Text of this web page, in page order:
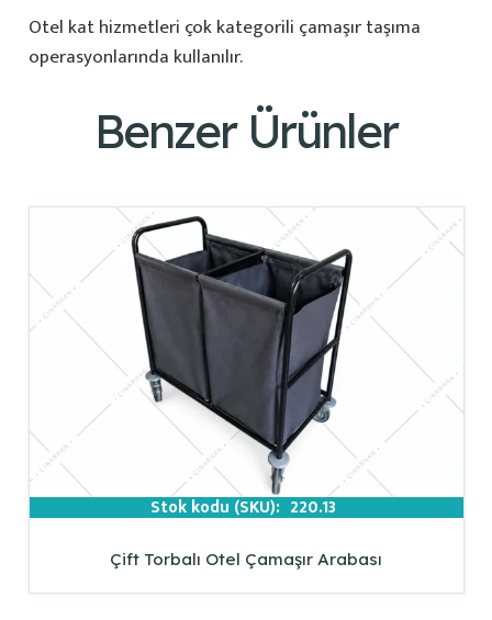
Otel kat hizmetleri çok kategorili çamaşır taşıma
operasyonlarında kullanılır.
Benzer Ürünler
Stok kodu (SKU): 220.13
Çift Torbalı Otel Çamaşır Arabası